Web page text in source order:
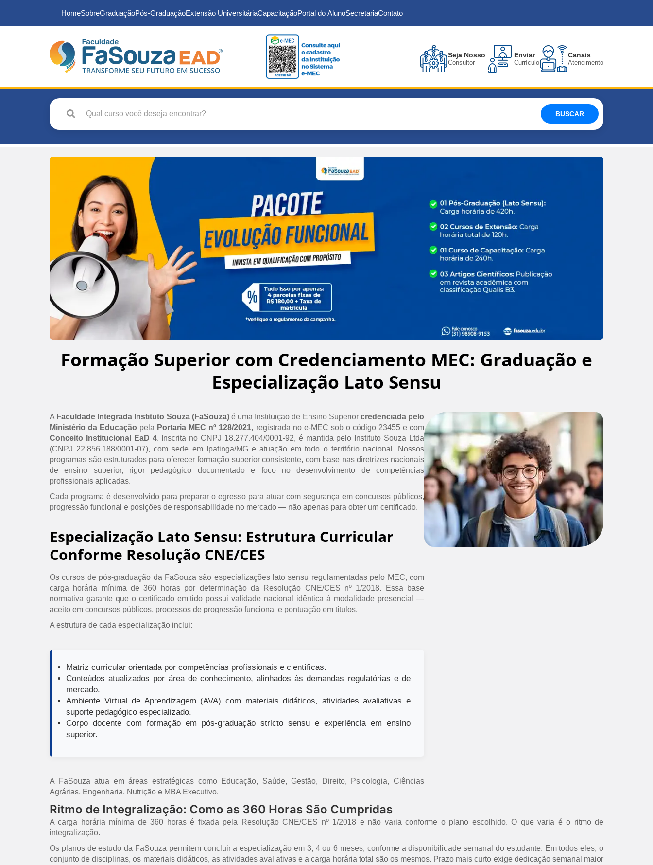
HomeSobreGraduaçãoPós-GraduaçãoExtensão UniversitáriaCapacitaçãoPortal do AlunoSecretariaContato
Seja Nosso
Consultor
Enviar
Currículo
Canais
Atendimento
BUSCAR
Formação Superior com Credenciamento MEC: Graduação e
Especialização Lato Sensu
A Faculdade Integrada Instituto Souza (FaSouza)é uma Instituição de Ensino Superior credenciada pelo
Ministério da Educação pela Portaria MEC nº 128/2021, registrada no e-MEC sob o código 23455 e com
Conceito Institucional EaD 4. Inscrita no CNPJ 18.277.404/0001-92, é mantida pelo Instituto Souza Ltda
(CNPJ 22.856.188/0001-07), com sede em Ipatinga/MG e atuação em todo o território nacional. Nossos
programas são estruturados para oferecer formação superior consistente, com base nas diretrizes nacionais
de ensino superior, rigor pedagógico documentado e foco no desenvolvimento de competências
profissionais aplicadas.
Cada programa é desenvolvido para preparar o egresso para atuar com segurança em concursos públicos,
progressão funcional e posições de responsabilidade no mercado — não apenas para obter um certificado.
Especialização Lato Sensu: Estrutura Curricular
Conforme Resolução CNE/CES
Os cursos de pós-graduação da FaSouza são especializações lato sensu regulamentadas pelo MEC, com
carga horária mínima de 360 horas por determinação da Resolução CNE/CES nº 1/2018. Essa base
normativa garante que o certificado emitido possui validade nacional idêntica à modalidade presencial —
aceito em concursos públicos, processos de progressão funcional e pontuação em títulos.
A estrutura de cada especialização inclui:
Matriz curricular orientada por competências profissionais e científicas.
Conteúdos atualizados por área de conhecimento, alinhados às demandas regulatórias e de
mercado.
Ambiente Virtual de Aprendizagem (AVA) com materiais didáticos, atividades avaliativas e
suporte pedagógico especializado.
Corpo docente com formação em pós-graduação stricto sensu e experiência em ensino
superior.
A FaSouza atua em áreas estratégicas como Educação, Saúde, Gestão, Direito, Psicologia, Ciências
Agrárias, Engenharia, Nutrição e MBA Executivo.
Ritmo de Integralização: Como as 360 Horas São Cumpridas
A carga horária mínima de 360 horas é fixada pela Resolução CNE/CES nº 1/2018 e não varia conforme o plano escolhido. O que varia é o ritmo de
integralização.
Os planos de estudo da FaSouza permitem concluir a especialização em 3, 4 ou 6 meses, conforme a disponibilidade semanal do estudante. Em todos eles, o
conjunto de disciplinas, os materiais didáticos, as atividades avaliativas e a carga horária total são os mesmos. Prazo mais curto exige dedicação semanal maior